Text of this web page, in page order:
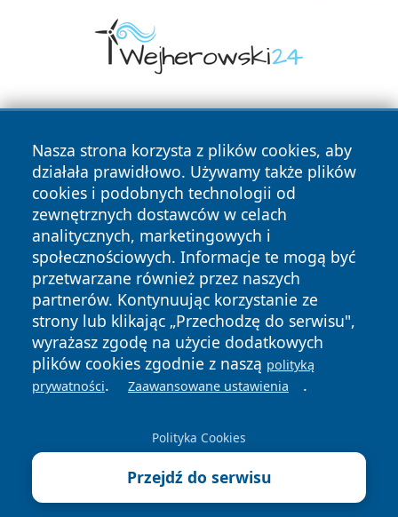
Nasza strona korzysta z plików cookies, aby
działała prawidłowo. Używamy także plików
cookies i podobnych technologii od
zewnętrznych dostawców w celach
analitycznych, marketingowych i
społecznościowych. Informacje te mogą być
przetwarzane również przez naszych
partnerów. Kontynuując korzystanie ze
strony lub klikając „Przechodzę do serwisu",
wyrażasz zgodę na użycie dodatkowych
plików cookies zgodnie z naszą polityką
prywatności. Zaawansowane ustawienia .
Polityka Cookies
Przejdź do serwisu
Copyright © 2026 dabrowski24.pl Wszystkie prawa
zastrzeżone.
News Autorzy
Polityka
Prywatności
Polityka
Cookies